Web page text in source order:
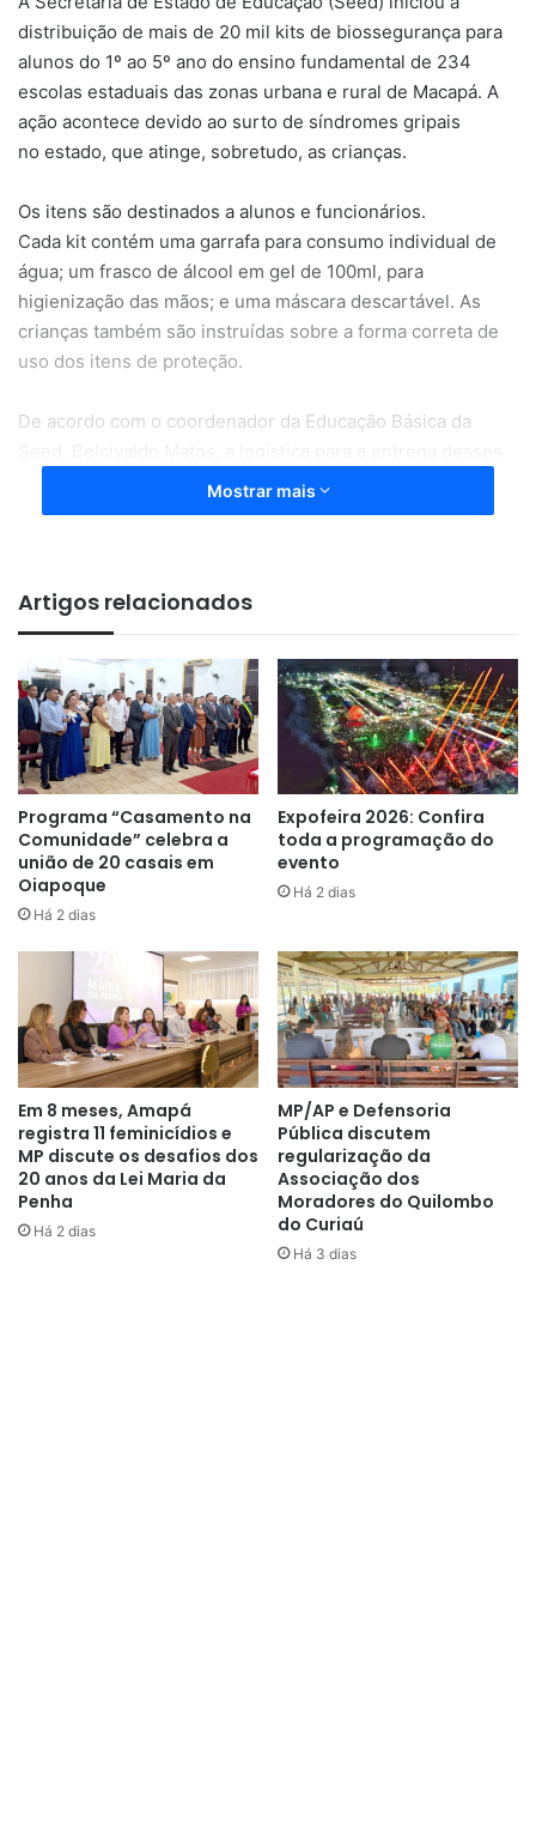
distribuição de mais de 20 mil kits de biossegurança para
alunos do 1º ao 5º ano do ensino fundamental de 234
escolas estaduais das zonas urbana e rural de Macapá. A
ação acontece devido ao surto de síndromes gripais
no estado, que atinge, sobretudo, as crianças.
Os itens são destinados a alunos e funcionários.
Cada kit contém uma garrafa para consumo individual de
água; um frasco de álcool em gel de 100ml, para
higienização das mãos; e uma máscara descartável. As
crianças também são instruídas sobre a forma correta de
uso dos itens de proteção.
De acordo com o coordenador da Educação Básica da
kits para os outros municípios já está sendo providenciada.
“Não podemos baixar a guarda
num momento como esse. Então,
nossa equipe já intensificou a
entrega em Macapá. Logo,
poderemos efetuar essa entrega
nos outros municípios ”, afirmou
Matos.
Para reduzir os números de casos de síndromes gripais no
Amapá, a Seed traz algumas recomendações:
Manter a caderneta de vacinação atualizada;
Higienizar as mãos com frequência;
Usar máscara em ambientes fechados e com
aglomerações;
Está sempre com álcool em gel por perto;
Se o aluno estiver gripado, não comparecer às aulas.
Mostrar mais
Artigos relacionados
Programa “Casamento na
Comunidade” celebra a
união de 20 casais em
Oiapoque
Há 2 dias
Expofeira 2026: Confira
toda a programação do
evento
Há 2 dias
Em 8 meses, Amapá
registra 11 feminicídios e
MP discute os desafios dos
20 anos da Lei Maria da
Penha
Há 2 dias
MP/AP e Defensoria
Pública discutem
regularização da
Associação dos
Moradores do Quilombo
do Curiaú
Há 3 dias